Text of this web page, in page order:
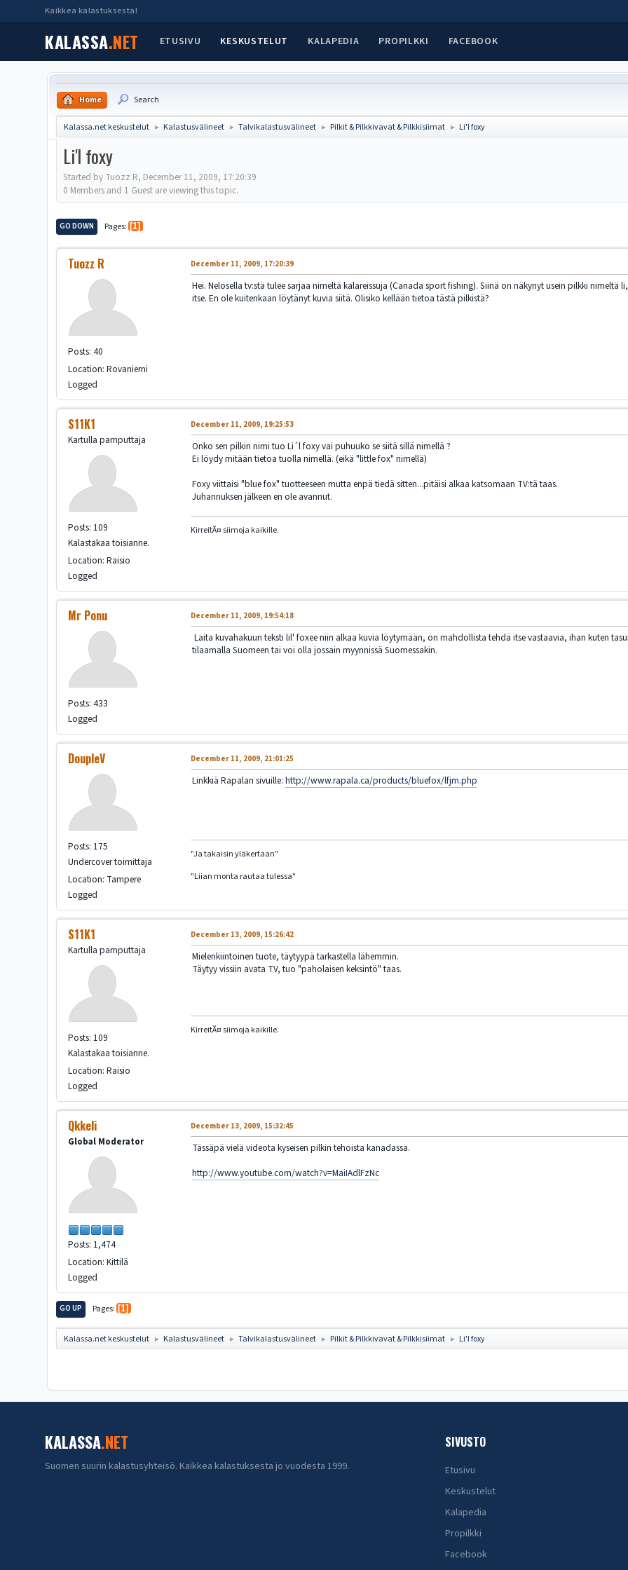
Kaikkea kalastuksesta!
KALASSA.NET ETUSIVU KESKUSTELUT KALAPEDIA PROPILKKI FACEBOOK
Home Search
Kalassa.net keskustelut ► Kalastusvälineet ► Talvikalastusvälineet ► Pilkit & Pilkkivavat & Pilkkisiimat ► Li'l foxy
Li'l foxy
Started by Tuozz R, December 11, 2009, 17:20:39
0 Members and 1 Guest are viewing this topic.
GO DOWN Pages 1
Tuozz R
Posts: 40
Location: Rovaniemi
Logged
December 11, 2009, 17:20:39
Hei. Nelosella tv:stä tulee sarjaa nimeltä kalareissuja (Canada sport fishing). Siinä on näkynyt usein pilkki
itse. En ole kuitenkaan löytänyt kuvia siitä. Olisiko kellään tietoa tästä pilkistä?
S11K1
Kartulla pamputtaja
Posts: 109
Kalastakaa toisianne.
Location: Raisio
Logged
December 11, 2009, 19:25:53
Onko sen pilkin nimi tuo Li´l foxy vai puhuuko se siitä sillä nimellä ?
Ei löydy mitään tietoa tuolla nimellä. (eikä "little fox" nimellä)
Foxy viittaisi "blue fox" tuotteeseen mutta enpä tiedä sitten...pitäisi alkaa katsomaan TV:tä taas.
Juhannuksen jälkeen en ole avannut.
KirreitÃ¤ siimoja kaikille.
Mr Ponu
Posts: 433
Logged
December 11, 2009, 19:54:18
Laita kuvahakuun teksti lil' foxee niin alkaa kuvia löytymään, on mahdollista tehdä itse vastaavia, ihan kuten
tilaamalla Suomeen tai voi olla jossain myynnissä Suomessakin.
DoupleV
Posts: 175
Undercover toimittaja
Location: Tampere
Logged
December 11, 2009, 21:01:25
Linkkiä Rapalan sivuille:http://www.rapala.ca/products/bluefox/lfjm.php
"Ja takaisin yläkertaan"
"Liian monta rautaa tulessa"
S11K1
Kartulla pamputtaja
Posts: 109
Kalastakaa toisianne.
Location: Raisio
Logged
December 13, 2009, 15:26:42
Mielenkiintoinen tuote, täytyypä tarkastella lähemmin.
Täytyy vissiin avata TV, tuo "paholaisen keksintö" taas.
KirreitÃ¤ siimoja kaikille.
Qkkeli
Global Moderator
Posts: 1,474
Location: Kittilä
Logged
December 13, 2009, 15:32:45
Tässäpä vielä videota kyseisen pilkin tehoista kanadassa.
http://www.youtube.com/watch?v=MaiIAdlFzNc
GO UP Pages 1
Kalassa.net keskustelut ► Kalastusvälineet ► Talvikalastusvälineet ► Pilkit & Pilkkivavat & Pilkkisiimat ► Li'l foxy
KALASSA.NET
Suomen suurin kalastusyhteisö. Kaikkea kalastuksesta jo vuodesta 1999.
SIVUSTO
Etusivu
Keskustelut
Kalapedia
Propilkki
Facebook